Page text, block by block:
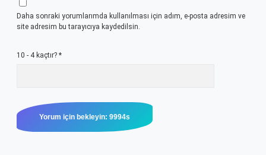
Daha sonraki yorumlarımda kullanılması için adım, e-posta adresim ve
site adresim bu tarayıcıya kaydedilsin.
10 - 4 kaçtır? *